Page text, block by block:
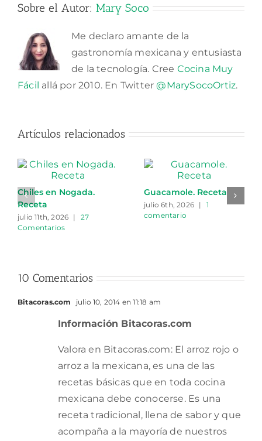
Sobre el Autor: Mary Soco
Me declaro amante de la
gastronomía mexicana y entusiasta
de la tecnología. Cree Cocina Muy
Fácil allá por 2010. En Twitter@MarySocoOrtiz.
Artículos relacionados
Chiles en Nogada.
Receta
julio 11th, 2026 |
27
Comentarios
Guacamole. Receta
julio 6th, 2026 |
1
comentario
10 Comentarios
Bitacoras.com julio 10, 2014 en 11:18 am
Información Bitacoras.com
Valora en Bitacoras.com: El arroz rojo o
arroz a la mexicana, es una de las
recetas básicas que en toda cocina
mexicana debe conocerse. Es una
receta tradicional, llena de sabor y que
acompaña a la mayoría de nuestros